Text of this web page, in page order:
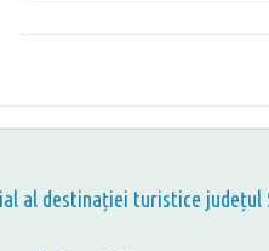
al destinației turistice județul